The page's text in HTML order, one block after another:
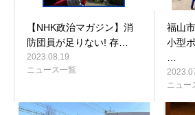
【NHK政治マガジン】消
防団員が足りない! 存…
2023.08.19
ニュース一覧
福山
小型
…
ニュー